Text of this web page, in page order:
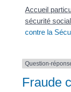
Accueil
sécurité
contre la
Question-
Fraude